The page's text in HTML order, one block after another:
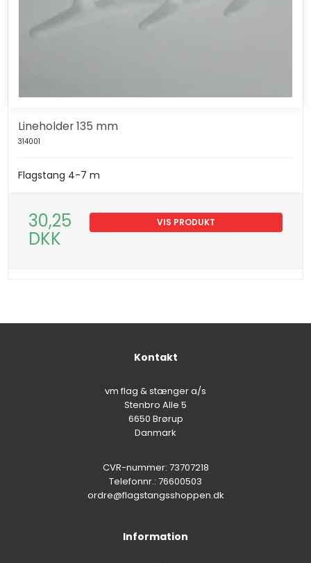
Lineholder 135 mm
314001
Flagstang 4-7 m
30,25
DKK
VIS PRODUKT
Kontakt
vm flag & stænger a/s
Stenbro Alle 5
6650 Brørup
Danmark
CVR-nummer: 73707218
Telefonnr.: 76600503
ordre@flagstangsshoppen.dk
Information